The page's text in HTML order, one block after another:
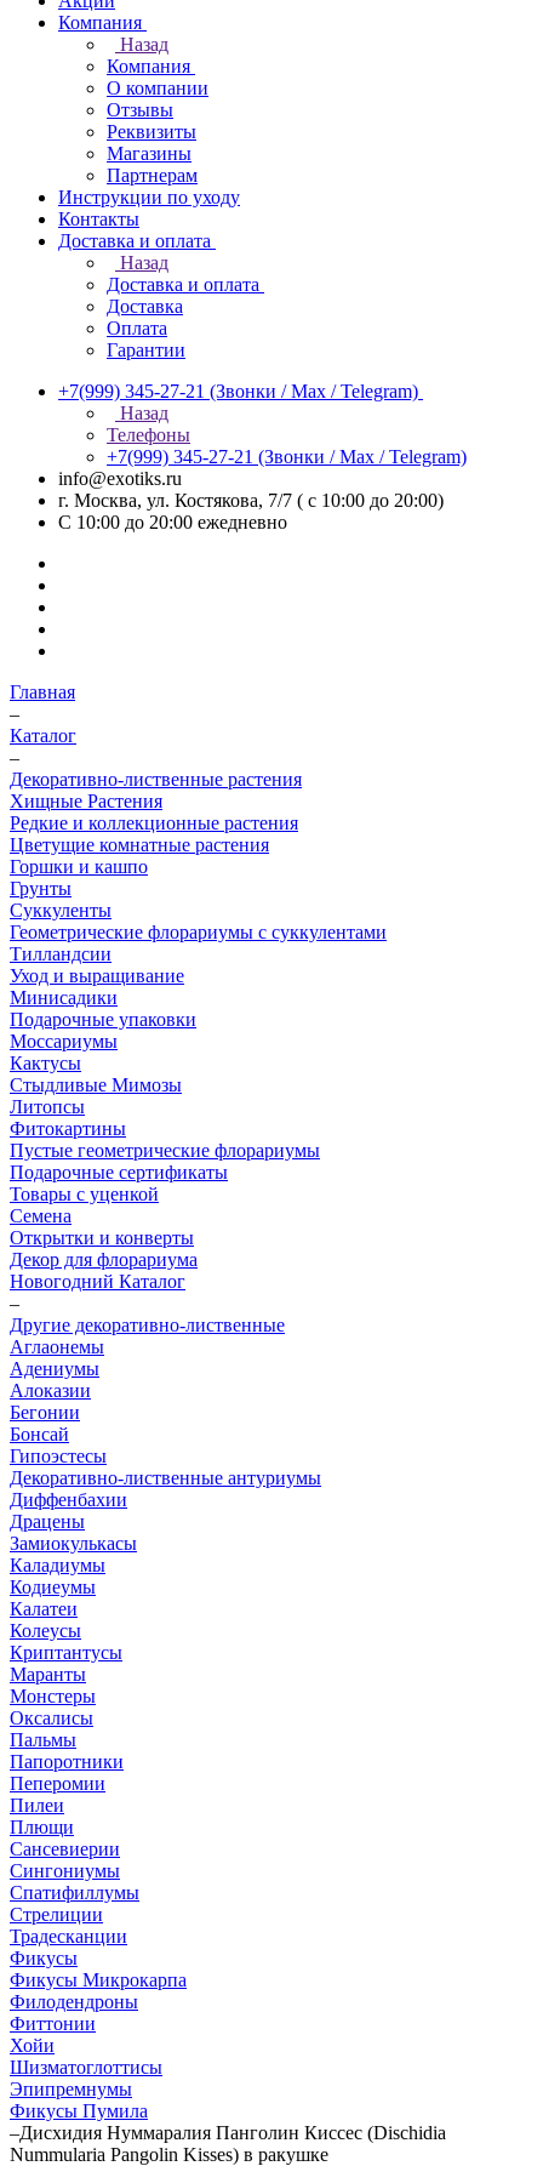
Компания
Назад
Компания
О компании
Отзывы
Реквизиты
Магазины
Партнерам
Инструкции по уходу
Контакты
Доставка и оплата
Назад
Доставка и оплата
Доставка
Оплата
Гарантии
+7(999) 345-27-21 (Звонки / Max / Telegram)
Назад
Телефоны
+7(999) 345-27-21 (Звонки / Max / Telegram)
info@exotiks.ru
г. Москва, ул. Костякова, 7/7 ( с 10:00 до 20:00)
С 10:00 до 20:00 ежедневно
Главная
–
Каталог
–
Декоративно-лиственные растения
Хищные Растения
Редкие и коллекционные растения
Цветущие комнатные растения
Горшки и кашпо
Грунты
Суккуленты
Геометрические флорариумы с суккулентами
Тилландсии
Уход и выращивание
Минисадики
Подарочные упаковки
Моссариумы
Кактусы
Стыдливые Мимозы
Литопсы
Фитокартины
Пустые геометрические флорариумы
Подарочные сертификаты
Товары с уценкой
Семена
Открытки и конверты
Декор для флорариума
Новогодний Каталог
–
Другие декоративно-лиственные
Аглаонемы
Адениумы
Алоказии
Бегонии
Бонсай
Гипоэстесы
Декоративно-лиственные антуриумы
Диффенбахии
Драцены
Замиокулькасы
Каладиумы
Кодиеумы
Калатеи
Колеусы
Криптантусы
Маранты
Монстеры
Оксалисы
Пальмы
Папоротники
Пеперомии
Пилеи
Плющи
Сансевиерии
Сингониумы
Спатифиллумы
Стрелиции
Традесканции
Фикусы
Фикусы Микрокарпа
Филодендроны
Фиттонии
Хойи
Шизматоглоттисы
Эпипремнумы
Фикусы Пумила
–Дисхидия Нуммаралия Панголин Киссес (Dischidia
Nummularia Pangolin Kisses) в ракушке